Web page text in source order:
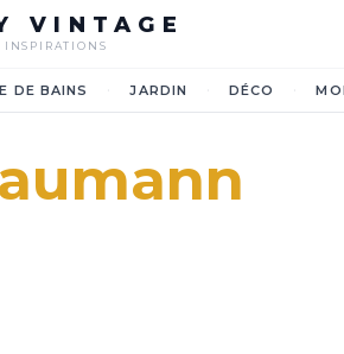
VINTAGE
INSPIRATIONS
DE BAINS JARDIN DÉCO